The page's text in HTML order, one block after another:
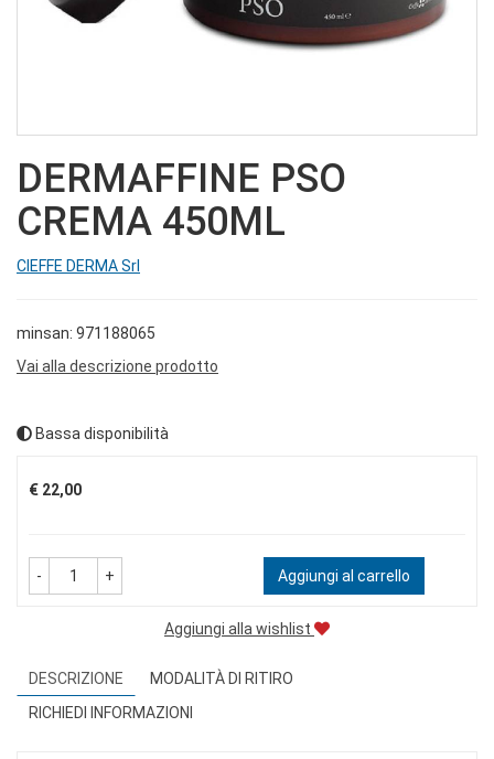
DERMAFFINE PSO
CREMA 450ML
CIEFFE DERMA Srl
minsan: 971188065
Vai alla descrizione prodotto
Bassa disponibilità
Prezzo
€ 22,00
- + Aggiungi al carrello
Aggiungi alla wishlist
DESCRIZIONE
MODALITÀ DI RITIRO
RICHIEDI INFORMAZIONI